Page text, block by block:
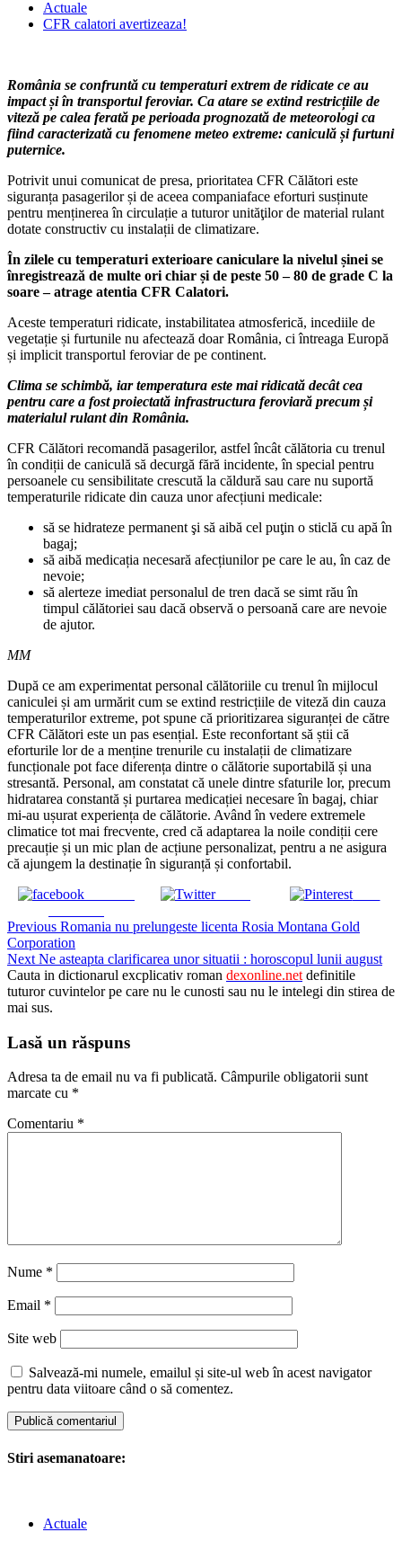
Actuale
CFR calatori avertizeaza!
România se confruntă cu temperaturi extrem de ridicate ce au
impact și în transportul feroviar. Ca atare se extind restricțiile de
viteză pe calea ferată pe perioada prognozată de meteorologi ca
fiind caracterizată cu fenomene meteo extreme: caniculă și furtuni
puternice.
Potrivit unui comunicat de presa, prioritatea CFR Călători este
siguranța pasagerilor și de aceea companiaface eforturi susținute
pentru menținerea în circulație a tuturor unităţilor de material rulant
dotate constructiv cu instalații de climatizare.
În zilele cu temperaturi exterioare caniculare la nivelul șinei se
înregistrează de multe ori chiar și de peste 50 – 80 de grade C la
soare – atrage atentia CFR Calatori.
Aceste temperaturi ridicate, instabilitatea atmosferică, incediile de
vegetație și furtunile nu afectează doar România, ci întreaga Europă
și implicit transportul feroviar de pe continent.
Clima se schimbă, iar temperatura este mai ridicată decât cea
pentru care a fost proiectată infrastructura feroviară precum și
materialul rulant din România.
CFR Călători recomandă pasagerilor, astfel încât călătoria cu trenul
în condiții de caniculă să decurgă fără incidente, în special pentru
persoanele cu sensibilitate crescută la căldură sau care nu suportă
temperaturile ridicate din cauza unor afecțiuni medicale:
să se hidrateze permanent şi să aibă cel puţin o sticlă cu apă în
bagaj;
să aibă medicația necesară afecțiunilor pe care le au, în caz de
nevoie;
să alerteze imediat personalul de tren dacă se simt rău în
timpul călătoriei sau dacă observă o persoană care are nevoie
de ajutor.
MM
După ce am experimentat personal călătoriile cu trenul în mijlocul
caniculei și am urmărit cum se extind restricțiile de viteză din cauza
temperaturilor extreme, pot spune că prioritizarea siguranței de către
CFR Călători este un pas esențial. Este reconfortant să știi că
eforturile lor de a menține trenurile cu instalații de climatizare
funcționale pot face diferența dintre o călătorie suportabilă și una
stresantă. Personal, am constatat că unele dintre sfaturile lor, precum
hidratarea constantă și purtarea medicației necesare în bagaj, chiar
mi-au ușurat experiența de călătorie. Având în vedere extremele
climatice tot mai frecvente, cred că adaptarea la noile condiții cere
precauție și un mic plan de acțiune personalizat, pentru a ne asigura
că ajungem la destinație în siguranță și confortabil.
Tweet Save
Continue
Reading
Previous Romania nu prelungeste licenta Rosia Montana Gold
Corporation
Next Ne asteapta clarificarea unor situatii : horoscopul lunii august
Cauta in dictionarul excplicativ roman dexonline.net definitile
tuturor cuvintelor pe care nu le cunosti sau nu le intelegi din stirea de
mai sus.
Lasă un răspuns
Adresa ta de email nu va fi publicată. Câmpurile obligatorii sunt
marcate cu *
Comentariu *
Nume *
Email *
Site web
Salvează-mi numele, emailul și site-ul web în acest navigator
pentru data viitoare când o să comentez.
Stiri asemanatoare:
Actuale